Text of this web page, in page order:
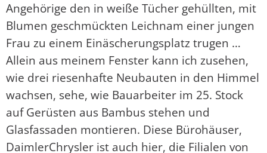
Angehörige den in weiße Tücher gehüllten, mit
Blumen geschmückten Leichnam einer jungen
Frau zu einem Einäscherungsplatz trugen …
Allein aus meinem Fenster kann ich zusehen,
wie drei riesenhafte Neubauten in den Himmel
wachsen, sehe, wie Bauarbeiter im 25. Stock
auf Gerüsten aus Bambus stehen und
Glasfassaden montieren. Diese Bürohäuser,
DaimlerChrysler ist auch hier, die Filialen von